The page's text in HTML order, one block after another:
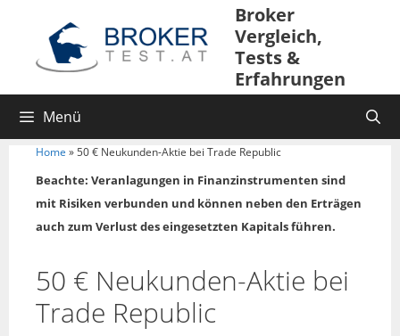
Broker
Vergleich,
Tests &
Erfahrungen
Menü
Home »50 € Neukunden-Aktie bei Trade Republic
Beachte: Veranlagungen in Finanzinstrumenten sind
mit Risiken verbunden und können neben den Erträgen
auch zum Verlust des eingesetzten Kapitals führen.
50 € Neukunden-Aktie bei
Trade Republic